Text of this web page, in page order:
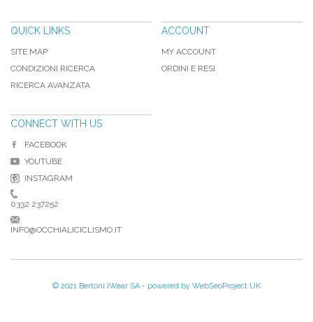
QUICK LINKS
SITE MAP
CONDIZIONI RICERCA
RICERCA AVANZATA
ACCOUNT
MY ACCOUNT
ORDINI E RESI
CONNECT WITH US
FACEBOOK
YOUTUBE
INSTAGRAM
0332 237252
INFO@OCCHIALICICLISMO.IT
© 2021 Bertoni iWear SA - powered by WebSeoProject UK